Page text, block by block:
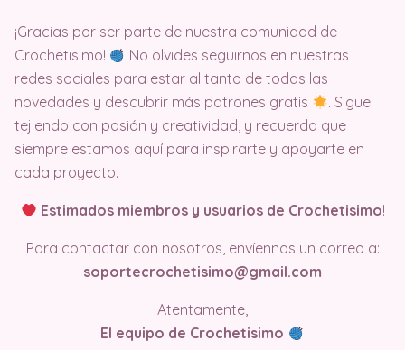
¡Gracias por ser parte de nuestra comunidad de
Crochetisimo!
No olvides seguirnos en nuestras
redes sociales para estar al tanto de todas las
novedades y descubrir más patrones gratis
. Sigue
tejiendo con pasión y creatividad, y recuerda que
siempre estamos aquí para inspirarte y apoyarte en
cada proyecto.
Estimados miembros y usuarios de Crochetisimo!
Para contactar con nosotros, envíennos un correo a:
soportecrochetisimo@gmail.com
Atentamente,
El equipo de Crochetisimo